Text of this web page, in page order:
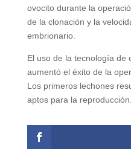
ovocito durante la
de la clonación y la
embrionario.
El uso de la tecnología de
aumentó el éxito de la
Los primeros lechones
aptos para la reproducción.